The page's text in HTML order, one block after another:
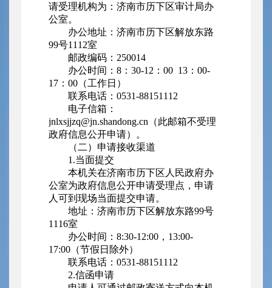
请受理机构为：济南市历下区审计局办
公室。
办公地址：济南市历下区解放东路
99号1112室
邮政编码：250014
办公时间：8：30-12：00 13：00-
17：00（工作日）
联系电话：0531-88151112
电子信箱：
jnlxsjjzq@jn.shandong.cn（此邮箱不受理
政府信息公开申请）。
（二）申请接收渠道
1.当面提交
本机关在济南市历下区人民政府办
公室为政府信息公开申请受理点，申请
人可到现场当面提交申请。
地址：济南市历下区解放东路99号
1116室
办公时间：8:30-12:00，13:00-
17:00（节假日除外）
联系电话：0531-88151112
2.信函申请